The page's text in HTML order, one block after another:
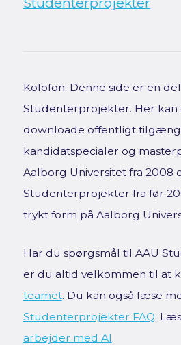
Kolofon: Denne side er en
Studenterprojekter. Her kan
downloade offentligt
kandidatspecialer og
Aalborg Universitet fra 2008
Studenterprojekter fra før
trykt form på Aalborg
Har du spørgsmål til AAU
er du altid velkommen til at
teamet. Du kan også læse
Studenterprojekter FAQ.
arbejder med AI.